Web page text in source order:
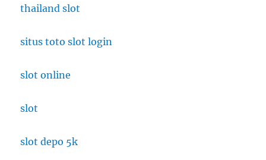
thailand slot
situs toto slot login
slot online
slot
slot depo 5k